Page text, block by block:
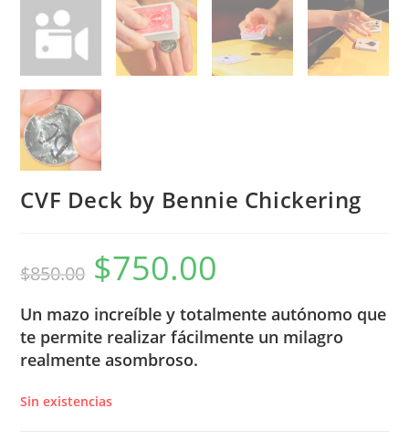
CVF Deck by Bennie Chickering
$850.00
El
precio
original
$850.00.
$750.00
$750.00.
Un mazo increíble y totalmente autónomo que
te permite realizar fácilmente un milagro
realmente asombroso.
Sin existencias